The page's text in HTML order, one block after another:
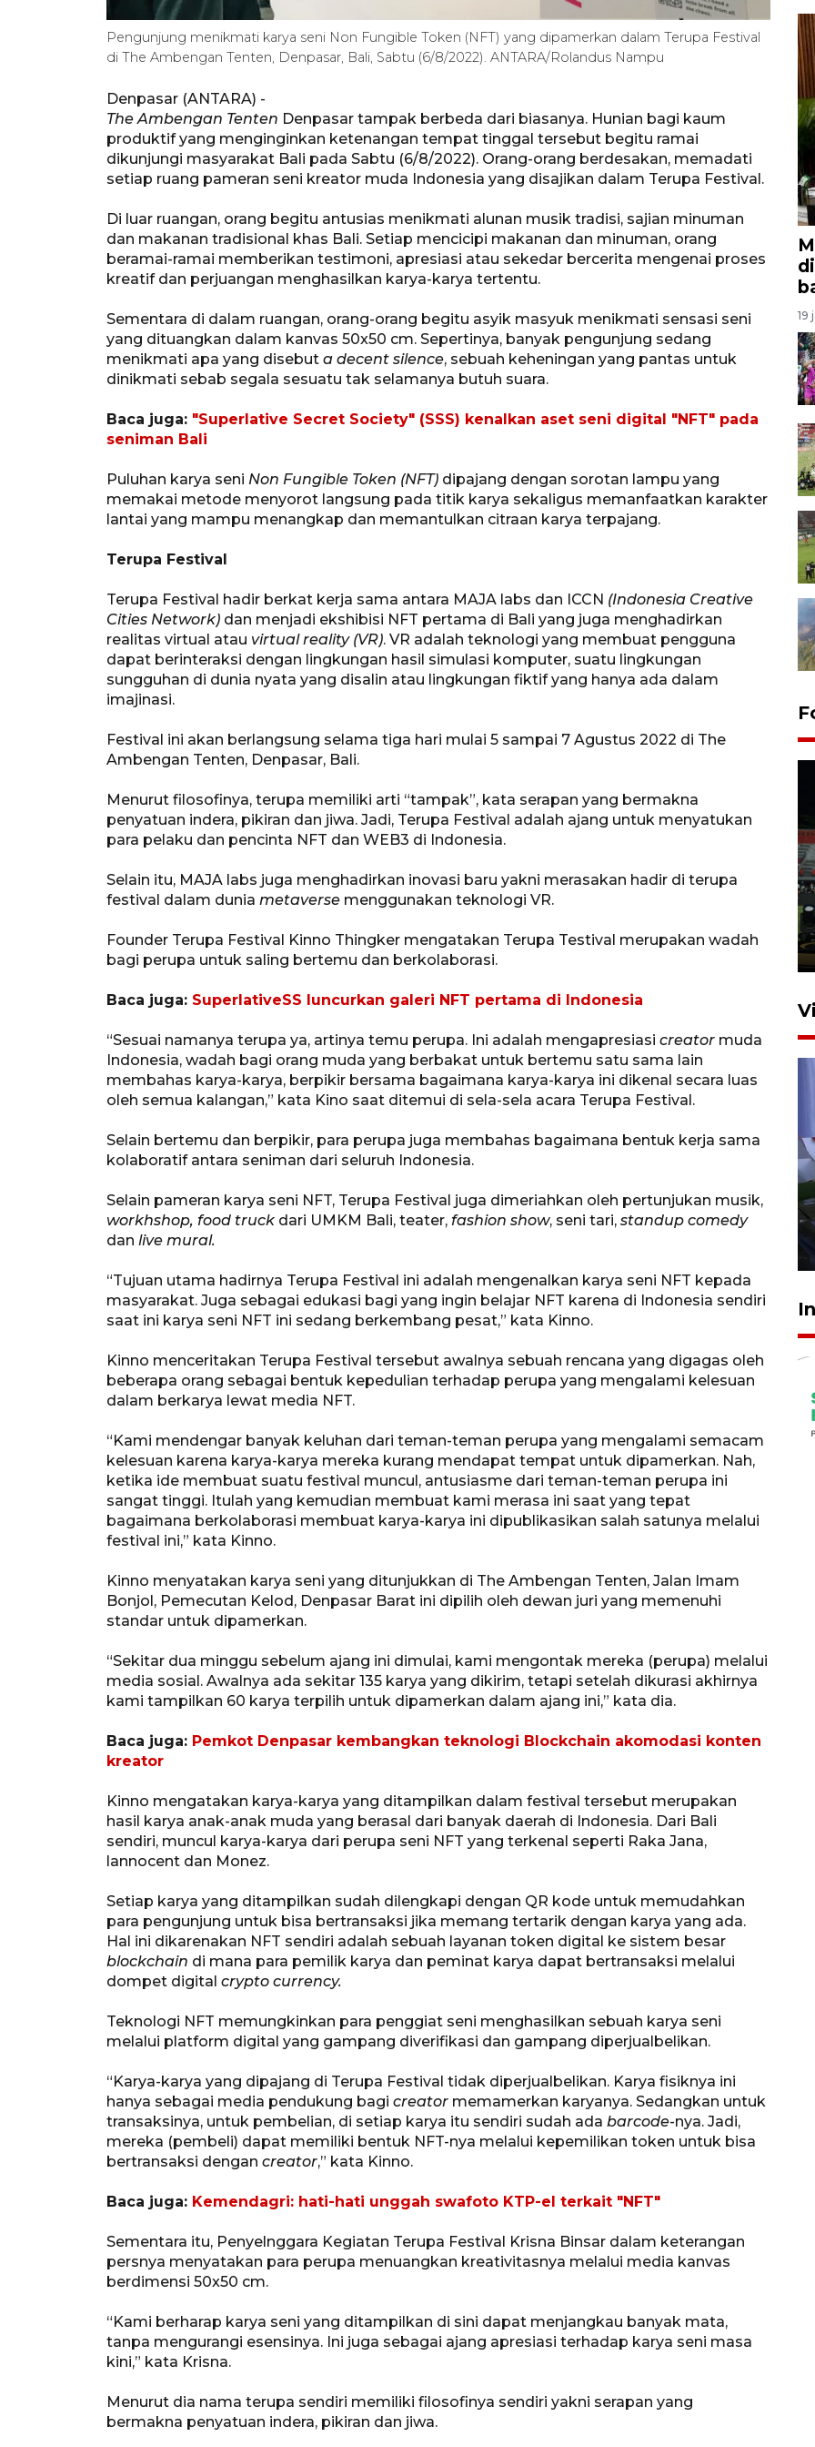
Pengunjung menikmati karya seni Non Fungible Token (NFT) yang dipamerkan dalam Terupa Festival
di The Ambengan Tenten, Denpasar, Bali, Sabtu (6/8/2022). ANTARA/Rolandus Nampu
Denpasar (ANTARA) -
The Ambengan Tenten Denpasar tampak berbeda dari biasanya. Hunian bagi kaum
produktif yang menginginkan ketenangan tempat tinggal tersebut begitu ramai
dikunjungi masyarakat Bali pada Sabtu (6/8/2022). Orang-orang berdesakan, memadati
setiap ruang pameran seni kreator muda Indonesia yang disajikan dalam Terupa Festival.
Di luar ruangan, orang begitu antusias menikmati alunan musik tradisi, sajian minuman
dan makanan tradisional khas Bali. Setiap mencicipi makanan dan minuman, orang
beramai-ramai memberikan testimoni, apresiasi atau sekedar bercerita mengenai proses
kreatif dan perjuangan menghasilkan karya-karya tertentu.
Sementara di dalam ruangan, orang-orang begitu asyik masyuk menikmati sensasi seni
yang dituangkan dalam kanvas 50x50 cm. Sepertinya, banyak pengunjung sedang
menikmati apa yang disebut a decent silence, sebuah keheningan yang pantas untuk
dinikmati sebab segala sesuatu tak selamanya butuh suara.
Baca juga: "Superlative Secret Society" (SSS) kenalkan aset seni digital "NFT" pada
seniman Bali
Puluhan karya seni Non Fungible Token (NFT) dipajang dengan sorotan lampu yang
memakai metode menyorot langsung pada titik karya sekaligus memanfaatkan karakter
lantai yang mampu menangkap dan memantulkan citraan karya terpajang.
Terupa Festival
Terupa Festival hadir berkat kerja sama antara MAJA labs dan ICCN (Indonesia Creative
Cities Network) dan menjadi ekshibisi NFT pertama di Bali yang juga menghadirkan
realitas virtual atau virtual reality (VR). VR adalah teknologi yang membuat pengguna
dapat berinteraksi dengan lingkungan hasil simulasi komputer, suatu lingkungan
sungguhan di dunia nyata yang disalin atau lingkungan fiktif yang hanya ada dalam
imajinasi.
Festival ini akan berlangsung selama tiga hari mulai 5 sampai 7 Agustus 2022 di The
Ambengan Tenten, Denpasar, Bali.
Menurut filosofinya, terupa memiliki arti “tampak”, kata serapan yang bermakna
penyatuan indera, pikiran dan jiwa. Jadi, Terupa Festival adalah ajang untuk menyatukan
para pelaku dan pencinta NFT dan WEB3 di Indonesia.
Selain itu, MAJA labs juga menghadirkan inovasi baru yakni merasakan hadir di terupa
festival dalam dunia metaverse menggunakan teknologi VR.
Founder Terupa Festival Kinno Thingker mengatakan Terupa Testival merupakan wadah
bagi perupa untuk saling bertemu dan berkolaborasi.
Baca juga: SuperlativeSS luncurkan galeri NFT pertama di Indonesia
“Sesuai namanya terupa ya, artinya temu perupa. Ini adalah mengapresiasi creator muda
Indonesia, wadah bagi orang muda yang berbakat untuk bertemu satu sama lain
membahas karya-karya, berpikir bersama bagaimana karya-karya ini dikenal secara luas
oleh semua kalangan,” kata Kino saat ditemui di sela-sela acara Terupa Festival.
Selain bertemu dan berpikir, para perupa juga membahas bagaimana bentuk kerja sama
kolaboratif antara seniman dari seluruh Indonesia.
Selain pameran karya seni NFT, Terupa Festival juga dimeriahkan oleh pertunjukan musik,
workhshop, food truck dari UMKM Bali, teater, fashion show, seni tari, standup comedy
dan live mural.
“Tujuan utama hadirnya Terupa Festival ini adalah mengenalkan karya seni NFT kepada
masyarakat. Juga sebagai edukasi bagi yang ingin belajar NFT karena di Indonesia sendiri
saat ini karya seni NFT ini sedang berkembang pesat,” kata Kinno.
Kinno menceritakan Terupa Festival tersebut awalnya sebuah rencana yang digagas oleh
beberapa orang sebagai bentuk kepedulian terhadap perupa yang mengalami kelesuan
dalam berkarya lewat media NFT.
“Kami mendengar banyak keluhan dari teman-teman perupa yang mengalami semacam
kelesuan karena karya-karya mereka kurang mendapat tempat untuk dipamerkan. Nah,
ketika ide membuat suatu festival muncul, antusiasme dari teman-teman perupa ini
sangat tinggi. Itulah yang kemudian membuat kami merasa ini saat yang tepat
bagaimana berkolaborasi membuat karya-karya ini dipublikasikan salah satunya melalui
festival ini,” kata Kinno.
Kinno menyatakan karya seni yang ditunjukkan di The Ambengan Tenten, Jalan Imam
Bonjol, Pemecutan Kelod, Denpasar Barat ini dipilih oleh dewan juri yang memenuhi
standar untuk dipamerkan.
“Sekitar dua minggu sebelum ajang ini dimulai, kami mengontak mereka (perupa) melalui
media sosial. Awalnya ada sekitar 135 karya yang dikirim, tetapi setelah dikurasi akhirnya
kami tampilkan 60 karya terpilih untuk dipamerkan dalam ajang ini,” kata dia.
Baca juga: Pemkot Denpasar kembangkan teknologi Blockchain akomodasi konten
kreator
Kinno mengatakan karya-karya yang ditampilkan dalam festival tersebut merupakan
hasil karya anak-anak muda yang berasal dari banyak daerah di Indonesia. Dari Bali
sendiri, muncul karya-karya dari perupa seni NFT yang terkenal seperti Raka Jana,
lannocent dan Monez.
Setiap karya yang ditampilkan sudah dilengkapi dengan QR kode untuk memudahkan
para pengunjung untuk bisa bertransaksi jika memang tertarik dengan karya yang ada.
Hal ini dikarenakan NFT sendiri adalah sebuah layanan token digital ke sistem besar
blockchain di mana para pemilik karya dan peminat karya dapat bertransaksi melalui
dompet digital crypto currency.
Teknologi NFT memungkinkan para penggiat seni menghasilkan sebuah karya seni
melalui platform digital yang gampang diverifikasi dan gampang diperjualbelikan.
“Karya-karya yang dipajang di Terupa Festival tidak diperjualbelikan. Karya fisiknya ini
hanya sebagai media pendukung bagi creator memamerkan karyanya. Sedangkan untuk
transaksinya, untuk pembelian, di setiap karya itu sendiri sudah ada barcode-nya. Jadi,
mereka (pembeli) dapat memiliki bentuk NFT-nya melalui kepemilikan token untuk bisa
bertransaksi dengan creator,” kata Kinno.
Baca juga: Kemendagri: hati-hati unggah swafoto KTP-el terkait "NFT"
Sementara itu, Penyelnggara Kegiatan Terupa Festival Krisna Binsar dalam keterangan
persnya menyatakan para perupa menuangkan kreativitasnya melalui media kanvas
berdimensi 50x50 cm.
“Kami berharap karya seni yang ditampilkan di sini dapat menjangkau banyak mata,
tanpa mengurangi esensinya. Ini juga sebagai ajang apresiasi terhadap karya seni masa
kini,” kata Krisna.
Menurut dia nama terupa sendiri memiliki filosofinya sendiri yakni serapan yang
bermakna penyatuan indera, pikiran dan jiwa.
19
kemampuan tempur Perisai
Trisila Nusantara dalam
5 Agustus 2026 16:28
pengeroyokan maling ayam di
Tabanan
kemiskinan
2026-08-07 06:45:00